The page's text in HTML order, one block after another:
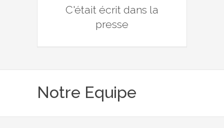
C'était écrit dans la
presse
Notre Equipe